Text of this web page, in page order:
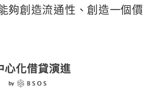
夠創造流通性、創造一個價